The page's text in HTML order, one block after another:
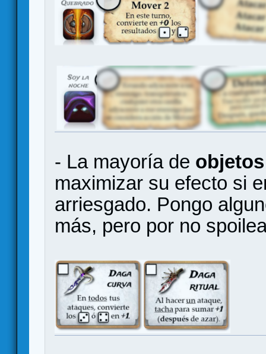
- La mayoría de
maximizar su efecto si
arriesgado. Pongo
más, pero por no